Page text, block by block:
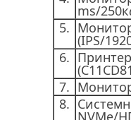
ms/250к
5. Монитор
(IPS/
6.
7. Монитор
8.
NVMe/